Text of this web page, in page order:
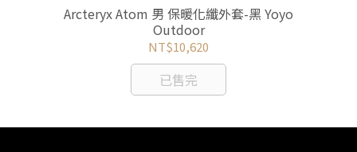
Arcteryx Atom 男 保暖化纖外套-黑 Yoyo
Outdoor
NT$10,620
已售完